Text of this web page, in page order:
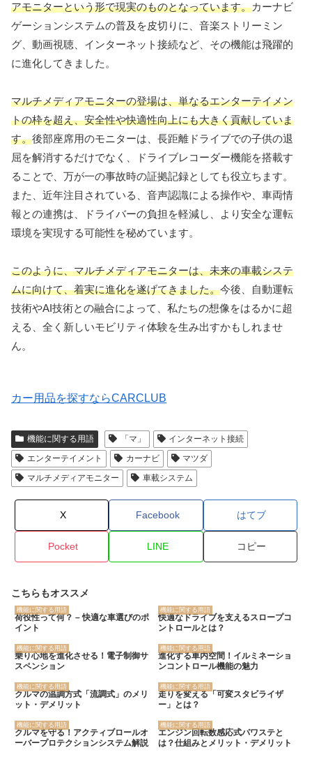
アモニターという形で現実のものとなっています。カーナビ
ゲーションシステムの普及を皮切りに、音楽ストリーミン
グ、動画視聴、インターネット接続など、その機能は飛躍的
に進化してきました。
マルチメディアモニターの登場は、単なるエンターテイメン
トの枠を超え、安全性や快適性向上にも大きく貢献していま
す。後部座席用のモニターは、長距離ドライブでの子供の退
屈を解消するだけでなく、ドライブレコーダー機能を搭載す
ることで、万が一の事故時の証拠記録としても役立ちます。
また、近年注目されている、音声認識による操作や、車両情
報との連携は、ドライバーの負担を軽減し、より安全な運転
環境を実現する可能性を秘めています。
このように、マルチメディアモニターは、未来の車載システ
ムに向けて、着実に進化を遂げてきました。今後、自動運転
技術やAI技術との融合によって、私たちの想像をはるかに超
える、全く新しいモビリティ体験を生み出すかもしれませ
ん。
カー用品を探すならCARCLUB
機能に関する用語 「マ」
インターネット接続
エンターテイメント
カーナビ
マツダ
マルチメディアモニター
車載システム
X Facebook はてブ
Pocket LINE コピー
こちらもオススメ
機能に関する用語
荷役性って何？ – 快適な車選びのポ
イント
機能に関する用語
快適なドライブを支えるスロープコ
ントロールとは？
機能に関する用語
乗り心地を進化させる！電子制御サ
スペンション
機能に関する用語
進化する車内空間！イルミネーショ
ンコントロール機能の魅力
機能に関する用語
クルマの温調方式「流調式」のメリ
ット・デメリット
機能に関する用語
走りを変える「可変スタビライザ
ー」とは？
機能に関する用語
クルマを守る！アクティブロールオ
ーバープロテクションシステム解説
機能に関する用語
エンジン回転数感応式パワステと
は？仕組みとメリット・デメリット